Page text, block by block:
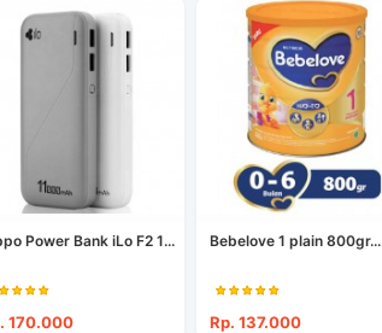
Power Bank iLo F2 1...
170.000
Bebelove 1 plain 800gr...
Rp. 137.000